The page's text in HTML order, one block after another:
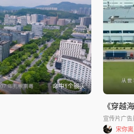
命中1个镜头
《穿越
宣传片广告
宋你